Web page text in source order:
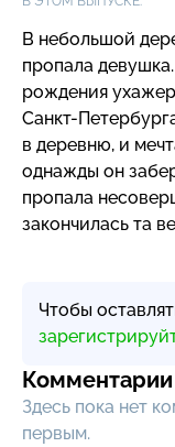
В небольшой
пропала
рождения
Санкт-
в деревню, и
однажды он
пропала
закончилась та
Чтобы
Комментарии
Здесь пока нет
первым.